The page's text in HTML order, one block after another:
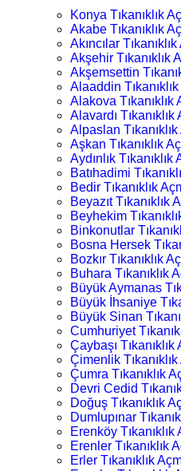
Konya Tıkanıklık
Akabe Tıkanıklık
Akıncılar
Akşehir Tıkanıklık
Akşemsettin
Alaaddin
Alakova Tıkanıklık
Alavardı Tıkanıklık
Alpaslan
Aşkan Tıkanıklık
Aydınlık Tıkanıklık
Batıhadimi
Bedir Tıkanıklık
Beyazıt Tıkanıklık
Beyhekim
Binkonutlar
Bosna Hersek
Bozkır Tıkanıklık
Buhara Tıkanıklık
Büyük Aymanas
Büyük İhsaniye
Büyük Sinan
Cumhuriyet
Çaybaşı Tıkanıklık
Çimenlik
Çumra Tıkanıklık
Devri Cedid
Doğuş Tıkanıklık
Dumlupınar
Erenköy Tıkanıklık
Erenler Tıkanıklık
Erler Tıkanıklık